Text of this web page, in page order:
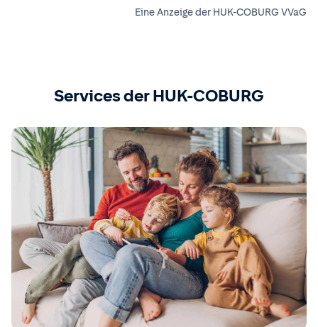
Eine Anzeige der HUK-COBURG VVaG
Services der HUK-COBURG